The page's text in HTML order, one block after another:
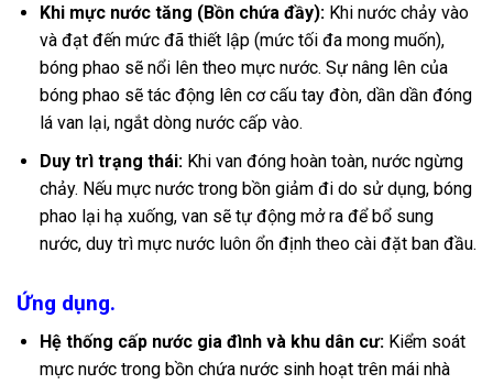
Khi mực nước tăng (Bồn chứa đầy):Khi nước chảy vào
và đạt đến mức đã thiết lập (mức tối đa mong muốn),
bóng phao sẽ nổi lên theo mực nước. Sự nâng lên của
bóng phao sẽ tác động lên cơ cấu tay đòn, dần dần đóng
lá van lại, ngắt dòng nước cấp vào.
Duy trì trạng thái:Khi van đóng hoàn toàn, nước ngừng
chảy. Nếu mực nước trong bồn giảm đi do sử dụng, bóng
phao lại hạ xuống, van sẽ tự động mở ra để bổ sung
nước, duy trì mực nước luôn ổn định theo cài đặt ban đầu.
Ứng dụng.
Hệ thống cấp nước gia đình và khu dân cư:Kiểm soát
mực nước trong bồn chứa nước sinh hoạt trên mái nhà